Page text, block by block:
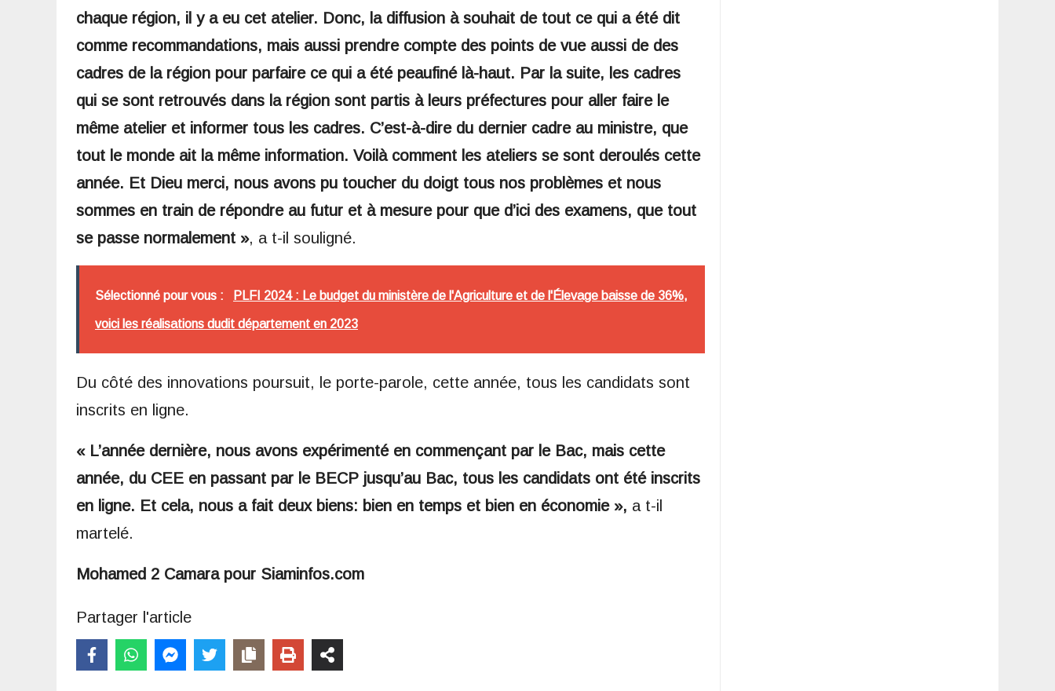
chaque région, il y a eu cet atelier. Donc, la diffusion à souhait de tout ce qui a été dit
comme recommandations, mais aussi prendre compte des points de vue aussi de des
cadres de la région pour parfaire ce qui a été peaufiné là-haut. Par la suite, les cadres
qui se sont retrouvés dans la région sont partis à leurs préfectures pour aller faire le
même atelier et informer tous les cadres. C’est-à-dire du dernier cadre au ministre, que
tout le monde ait la même information. Voilà comment les ateliers se sont deroulés cette
année. Et Dieu merci, nous avons pu toucher du doigt tous nos problèmes et nous
sommes en train de répondre au futur et à mesure pour que d’ici des examens, que tout
se passe normalement », a t-il souligné.
Sélectionné pour vous : PLFI 2024 : Le budget du ministère de l'Agriculture et de l'Élevage baisse de 36%,
voici les réalisations dudit département en 2023
Du côté des innovations poursuit, le porte-parole, cette année, tous les candidats sont
inscrits en ligne.
« L’année dernière, nous avons expérimenté en commençant par le Bac, mais cette
année, du CEE en passant par le BECP jusqu’au Bac, tous les candidats ont été inscrits
en ligne. Et cela, nous a fait deux biens: bien en temps et bien en économie », a t-il
martelé.
Mohamed 2 Camara pour Siaminfos.com
Partager l'article